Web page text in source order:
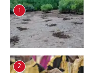
1
2